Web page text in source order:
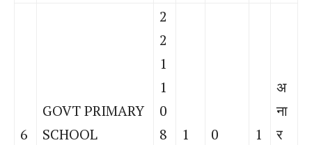
6
GOVT PRIMARY
SCHOOL
2
2
1
1
0
8
1 0 1
अ
ना
र